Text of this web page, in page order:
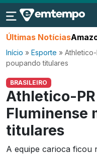
Últimas Notícias
Início » Esporte »
poupando titulares
BRASILEIRO
Athletico-
Fluminense
titulares
A equipe carioca ficou